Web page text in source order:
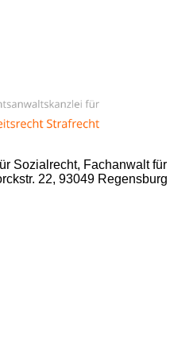
Sozialrecht, Fachanwalt für
22, 93049 Regensburg